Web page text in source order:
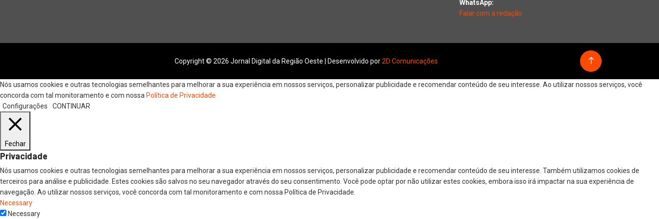
WhatsApp:
Falar com a redação
Copyright © 2026 Jornal Digital da Região Oeste | Desenvolvido por2D Comunicações
Nós usamos cookies e outras tecnologias semelhantes para melhorar a sua experiência em nossos serviços, personalizar publicidade e recomendar conteúdo de seu interesse. Ao utilizar nossos serviços, você
concorda com tal monitoramento e com nossa Política de Privacidade
Configurações
CONTINUAR
Fechar
Privacidade
Nós usamos cookies e outras tecnologias semelhantes para melhorar a sua experiência em nossos serviços, personalizar publicidade e recomendar conteúdo de seu interesse. Também utilizamos cookies de
terceiros para análise e publicidade. Estes cookies são salvos no seu navegador através do seu consentimento. Você pode optar por não utilizar estes cookies, embora isso irá impactar na sua experiência de
navegação. Ao utilizar nossos serviços, você concorda com tal monitoramento e com nossa Política de Privacidade.
Necessary
Necessary